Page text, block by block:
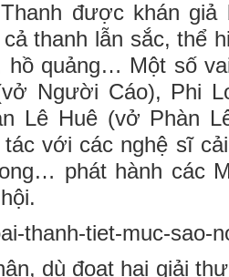
được khán
thanh lẫn sắc, thể
quảng… Một số
Người Cáo), Phi
Lê Huê (vở Phàn
với các nghệ sĩ
phát hành các
dù đoạt hai giải